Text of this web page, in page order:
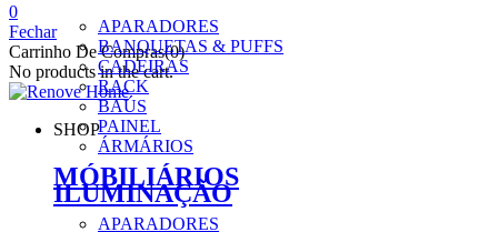
APARADORES
BANQUETAS & PUFFS
CADEIRAS
RACK
BAÚS
PAINEL
ÁRMÁRIOS
ILUMINAÇÃO
0
Fechar
Carrinho De Compras(0)
No products in the cart.
SHOP
MÓBILIÁRIOS
APARADORES